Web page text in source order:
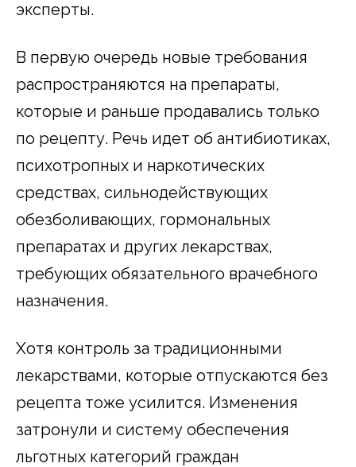
эксперты.
В первую очередь новые требования
распространяются на препараты,
которые и раньше продавались только
по рецепту. Речь идет об антибиотиках,
психотропных и наркотических
средствах, сильнодействующих
обезболивающих, гормональных
препаратах и других лекарствах,
требующих обязательного врачебного
назначения.
Хотя контроль за традиционными
лекарствами, которые отпускаются без
рецепта тоже усилится. Изменения
затронули и систему обеспечения
льготных категорий граждан